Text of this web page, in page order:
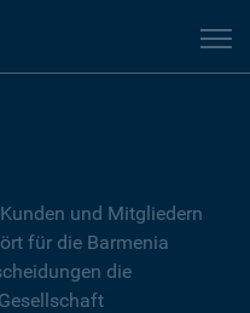
und Mitgliedern
für die Barmenia
die